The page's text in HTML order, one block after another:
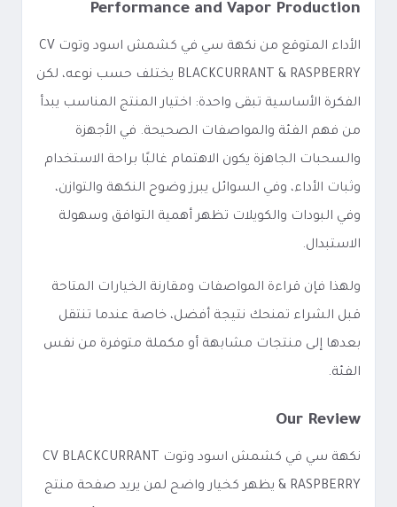
Performance and Vapor Production
الأداء المتوقع من نكهة سي في كشمش اسود وتوت CV
BLACKCURRANT & RASPBERRY يختلف حسب نوعه، لكن
الفكرة الأساسية تبقى واحدة: اختيار المنتج المناسب يبدأ
من فهم الفئة والمواصفات الصحيحة. في الأجهزة
والسحبات الجاهزة يكون الاهتمام غالبًا براحة الاستخدام
وثبات الأداء، وفي السوائل يبرز وضوح النكهة والتوازن،
وفي البودات والكويلات تظهر أهمية التوافق وسهولة
الاستبدال.
ولهذا فإن قراءة المواصفات ومقارنة الخيارات المتاحة
قبل الشراء تمنحك نتيجة أفضل، خاصة عندما تنتقل
بعدها إلى منتجات مشابهة أو مكملة متوفرة من نفس
الفئة.
Our Review
نكهة سي في كشمش اسود وتوت CV BLACKCURRANT
& RASPBERRY يظهر كخيار واضح لمن يريد صفحة منتج